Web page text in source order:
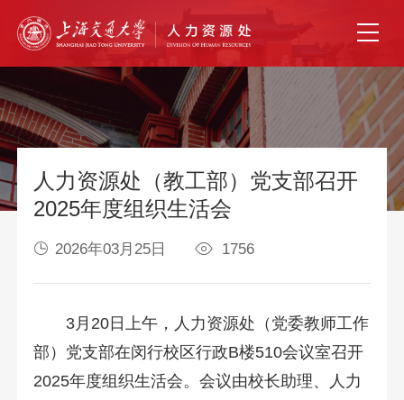
人力资源处（教工部）党支部召开
2025年度组织生活会
2026年03月25日 1756
3月20日上午，人力资源处（党委教师工作
部）党支部在闵行校区行政B楼510会议室召开
2025年度组织生活会。会议由校长助理、人力